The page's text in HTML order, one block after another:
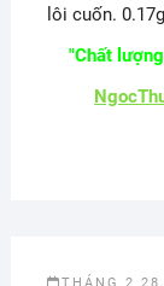
lôi cuốn.
"Chất